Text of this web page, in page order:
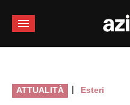
ATTUALITÀ | Esteri